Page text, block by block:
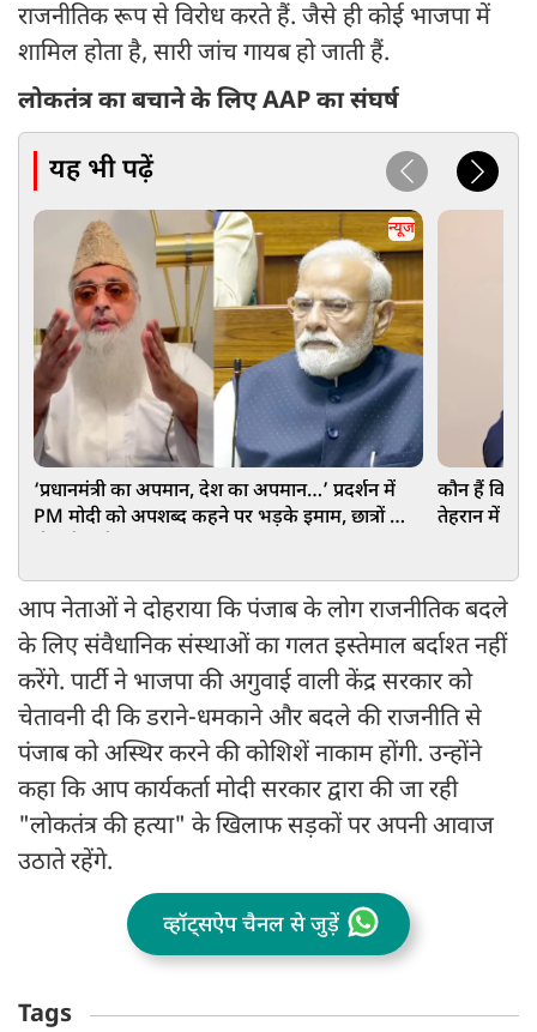
राजनीतिक रूप से विरोध करते हैं. जैसे ही कोई भाजपा में
शामिल होता है, सारी जांच गायब हो जाती हैं.
लोकतंत्र का बचाने के लिए AAP का संघर्ष
यह भी पढ़ें
न्यूज
‘प्रधानमंत्री का अपमान, देश का अपमान…’ प्रदर्शन में
PM मोदी को अपशब्द कहने पर भड़के इमाम, छात्रों को
कौन हैं
तेहरान में दी
आप नेताओं ने दोहराया कि पंजाब के लोग राजनीतिक बदले
के लिए संवैधानिक संस्थाओं का गलत इस्तेमाल बर्दाश्त नहीं
करेंगे. पार्टी ने भाजपा की अगुवाई वाली केंद्र सरकार को
चेतावनी दी कि डराने-धमकाने और बदले की राजनीति से
पंजाब को अस्थिर करने की कोशिशें नाकाम होंगी. उन्होंने
कहा कि आप कार्यकर्ता मोदी सरकार द्वारा की जा रही
"लोकतंत्र की हत्या" के खिलाफ सड़कों पर अपनी आवाज
उठाते रहेंगे.
व्हॉट्सऐप चैनल से जुड़ें
Tags